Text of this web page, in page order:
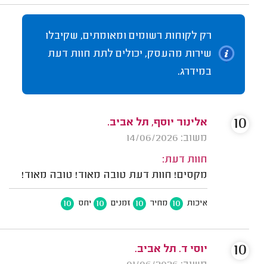
רק לקוחות רשומים ומאומתים, שקיבלו
שירות מהעסק, יכולים לתת חוות דעת
במידרג.
אלינור יוסף, תל אביב.
משוב: 14/06/2026
חוות דעת:
מקסים! חוות דעת טובה מאוד! טובה מאוד!
איכות 10 מחיר 10 זמנים 10 יחס 10
10
יוסי ד. תל אביב.
10